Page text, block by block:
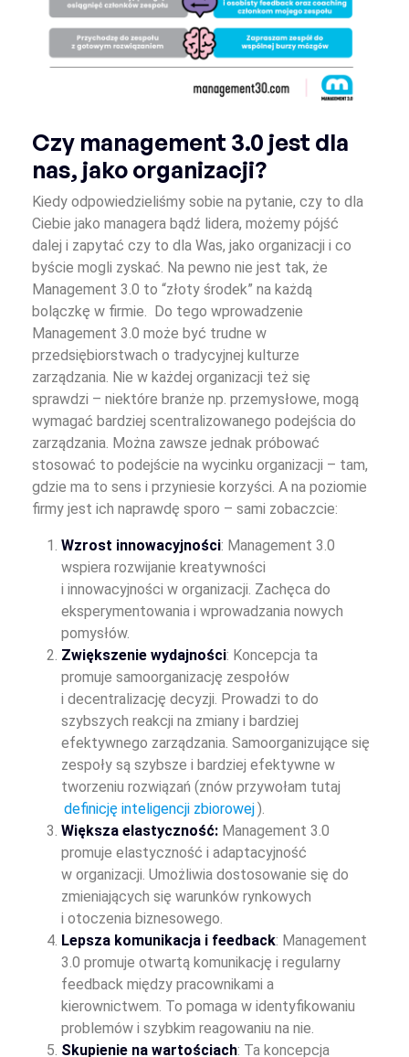
Czy management 3.0 jest dla
nas, jako organizacji?
Kiedy odpowiedzieliśmy sobie na pytanie, czy to dla
Ciebie jako managera bądź lidera, możemy pójść
dalej i zapytać czy to dla Was, jako organizacji i co
byście mogli zyskać. Na pewno nie jest tak, że
Management 3.0 to “złoty środek” na każdą
bolączkę w firmie. Do tego wprowadzenie
Management 3.0 może być trudne w
przedsiębiorstwach o tradycyjnej kulturze
zarządzania. Nie w każdej organizacji też się
sprawdzi – niektóre branże np. przemysłowe, mogą
wymagać bardziej scentralizowanego podejścia do
zarządzania. Można zawsze jednak próbować
stosować to podejście na wycinku organizacji – tam,
gdzie ma to sens i przyniesie korzyści. A na poziomie
firmy jest ich naprawdę sporo – sami zobaczcie:
Wzrost innowacyjności: Management 3.0
wspiera rozwijanie kreatywności
i innowacyjności w organizacji. Zachęca do
eksperymentowania i wprowadzania nowych
pomysłów.
Zwiększenie wydajności: Koncepcja ta
promuje samoorganizację zespołów
i decentralizację decyzji. Prowadzi to do
szybszych reakcji na zmiany i bardziej
efektywnego zarządzania. Samoorganizujące się
zespoły są szybsze i bardziej efektywne w
tworzeniu rozwiązań (znów przywołam tutaj
definicję inteligencji zbiorowej).
Większa elastyczność: Management 3.0
promuje elastyczność i adaptacyjność
w organizacji. Umożliwia dostosowanie się do
zmieniających się warunków rynkowych
i otoczenia biznesowego.
Lepsza komunikacja i feedback: Management
3.0 promuje otwartą komunikację i regularny
feedback między pracownikami a
kierownictwem. To pomaga w identyfikowaniu
problemów i szybkim reagowaniu na nie.
Skupienie na wartościach: Ta koncepcja